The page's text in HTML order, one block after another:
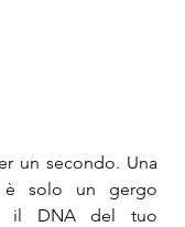
un secondo. Una
è solo un gergo
il DNA del tuo